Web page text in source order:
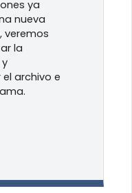
ya
nueva
veremos
la
archivo e